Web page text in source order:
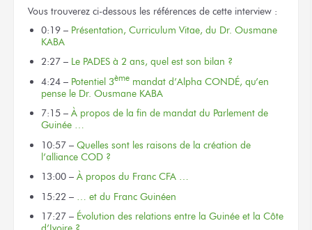
Vous trouverez ci-dessous les références de cette interview :
0:19 – Présentation, Curriculum Vitae, du Dr. Ousmane
KABA
2:27 – Le PADES à 2 ans, quel est son bilan ?
4:24 – Potentiel 3ème mandat d’Alpha CONDÉ, qu’en
pense le Dr. Ousmane KABA
7:15 –À propos de la fin de mandat du Parlement de
Guinée …
10:57 –Quelles sont les raisons de la création de
l’alliance COD ?
13:00 –À propos du Franc CFA …
15:22 – … et du Franc Guinéen
17:27 – Évolution des relations entre la Guinée et la Côte